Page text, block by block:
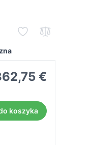
€
koszyka